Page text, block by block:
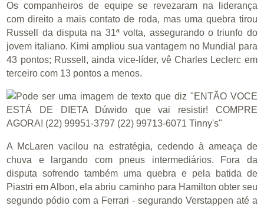
Os companheiros de equipe se revezaram na liderança
com direito a mais contato de roda, mas uma quebra tirou
Russell da disputa na 31ª volta, assegurando o triunfo do
jovem italiano. Kimi ampliou sua vantagem no Mundial para
43 pontos; Russell, ainda vice-líder, vê Charles Leclerc em
terceiro com 13 pontos a menos.
A McLaren vacilou na estratégia, cedendo à ameaça de
chuva e largando com pneus intermediários. Fora da
disputa sofrendo também uma quebra e pela batida de
Piastri em Albon, ela abriu caminho para Hamilton obter seu
segundo pódio com a Ferrari - segurando Verstappen até a